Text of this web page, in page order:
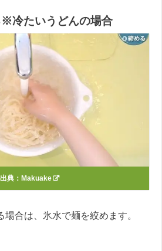
冷たいうどんの場合
出典： Makuake
合は、氷水で麺を絞めます。